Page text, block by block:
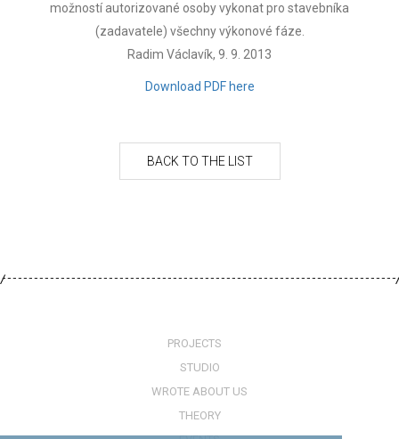
možností autorizované osoby vykonat pro stavebníka
(zadavatele) všechny výkonové fáze.
Radim Václavík, 9. 9. 2013
Download PDF here
PROJECTS
STUDIO
WROTE ABOUT US
THEORY